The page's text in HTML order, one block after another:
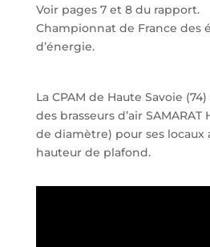
Voir pages 7 et 8 du rapport.
Championnat de France des
d’énergie.
La CPAM de Haute Savoie
des brasseurs d’air SAMARAT
de diamètre) pour ses locaux
hauteur de plafond.